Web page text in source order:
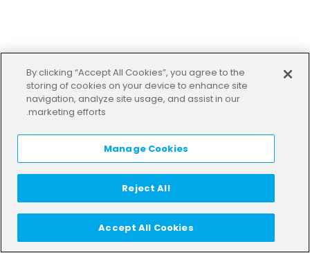
By clicking “Accept All Cookies”, you agree to the
storing of cookies on your device to enhance site
navigation, analyze site usage, and assist in our
marketing efforts.
Manage Cookies
Reject All
Accept All Cookies